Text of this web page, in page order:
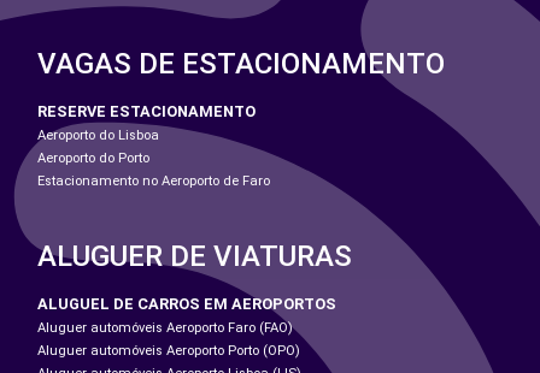
VAGAS DE ESTACIONAMENTO
RESERVE ESTACIONAMENTO
Aeroporto do Lisboa
Aeroporto do Porto
Estacionamento no Aeroporto de Faro
ALUGUER DE VIATURAS
ALUGUEL DE CARROS EM AEROPORTOS
Aluguer automóveis Aeroporto Faro (FAO)
Aluguer automóveis Aeroporto Porto (OPO)